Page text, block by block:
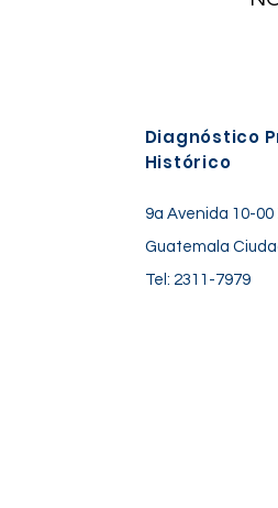
Diagnóstico
Histórico
9a Avenida 10-
Guatemala
Tel: 2311-7979